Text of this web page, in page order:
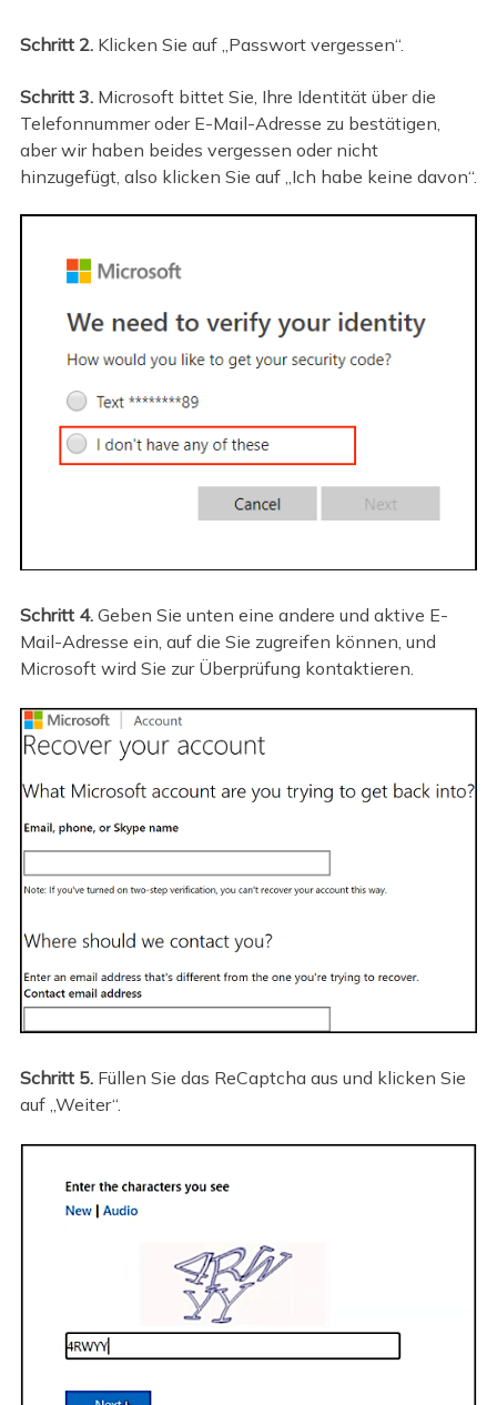
Schritt 2.Klicken Sie auf „Passwort vergessen“.
Schritt 3.Microsoft bittet Sie, Ihre Identität über die
Telefonnummer oder E-Mail-Adresse zu bestätigen,
aber wir haben beides vergessen oder nicht
hinzugefügt, also klicken Sie auf „Ich habe keine davon“.
Schritt 4.Geben Sie unten eine andere und aktive E-
Mail-Adresse ein, auf die Sie zugreifen können, und
Microsoft wird Sie zur Überprüfung kontaktieren.
Schritt 5.Füllen Sie das ReCaptcha aus und klicken Sie
auf „Weiter“.